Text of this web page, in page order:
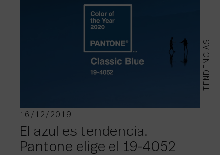
TENDENCIAS
16/12/2019
El azul es tendencia.
Pantone elige el 19-4052